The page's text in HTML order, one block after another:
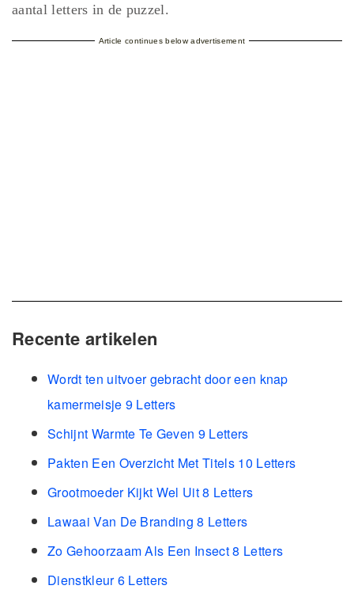
aantal letters in de puzzel.
Article continues below advertisement
Recente artikelen
Wordt ten uitvoer gebracht door een knap
kamermeisje 9 Letters
Schijnt Warmte Te Geven 9 Letters
Pakten Een Overzicht Met Titels 10 Letters
Grootmoeder Kijkt Wel Uit 8 Letters
Lawaai Van De Branding 8 Letters
Zo Gehoorzaam Als Een Insect 8 Letters
Dienstkleur 6 Letters